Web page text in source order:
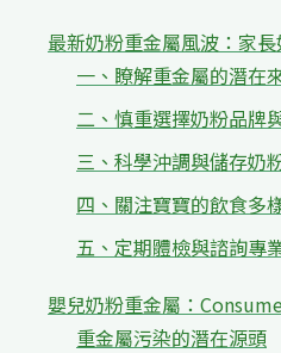
最新奶粉重金屬風波：家
一、瞭解重金屬的潛在
二、慎重選擇奶粉品牌
三、科學沖調與儲存奶
四、關注寶寶的飲食多
五、定期體檢與諮詢專
嬰兒奶粉重金屬：
重金屬污染的潛在源頭